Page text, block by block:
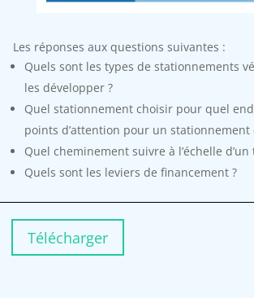
Les réponses aux questions suivantes :
Quels sont les types de stationnements
les développer ?
Quel stationnement choisir pour quel
points d’attention pour un
Quel cheminement suivre à l’échelle
Quels sont les leviers de financement ?
Télécharger